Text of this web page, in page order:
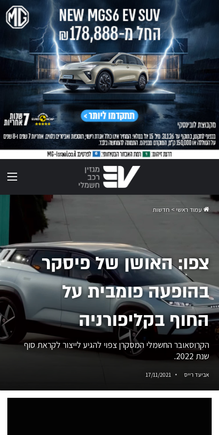
עמוד ראשי> חדשות
צפו: האושן של פיסקר
בהופעה פומבית על
החוף בקליפורניה
הקרוסאובר החשמלי המסקרן צפוי להגיע לייצור לקראת סוף
שנת 2022.
אביעד רייס 17/11/2021